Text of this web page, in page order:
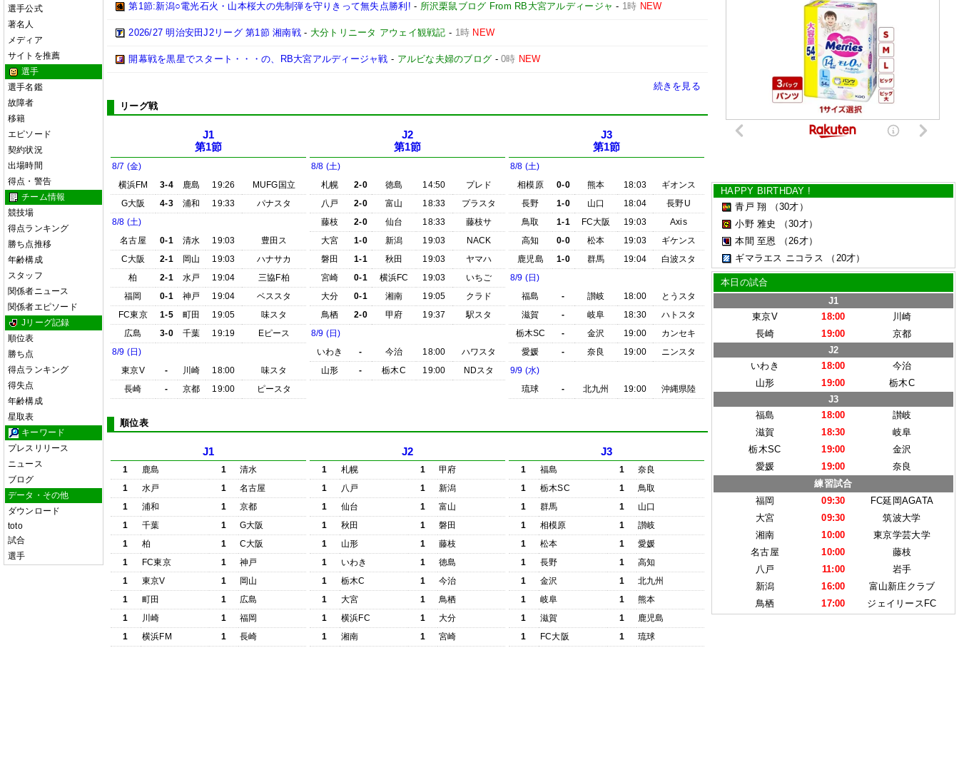
選手公式
著名人
メディア
サイトを推薦
選手
選手名鑑
故障者
移籍
エピソード
契約状況
出場時間
得点・警告
チーム情報
競技場
得点ランキング
勝ち点推移
年齢構成
スタッフ
関係者ニュース
関係者エピソード
Jリーグ記録
順位表
勝ち点
得点ランキング
得失点
年齢構成
星取表
キーワード
プレスリリース
ニュース
ブログ
データ・その他
ダウンロード
toto
試合
選手
第1節:新潟○電光石火・山本桜大の先制弾を守りきって無失点勝利! - 所沢栗鼠ブログ From RB大宮アルディージャ - 1時 NEW
2026/27 明治安田J2リーグ 第1節 湘南戦- 大分トリニータ アウェイ観戦記 - 1時 NEW
開幕戦を黒星でスタート・・・の、RB大宮アルディージャ戦 - アルビな夫婦のブログ -0時 NEW
続きを見る
リーグ戦
J1
第1節
8/7 (金)
横浜FM
3-4 鹿島 19:26
MUFG国立
G大阪
4-3 浦和 19:33
パナスタ
8/8 (土)
名古屋
0-1 清水 19:03
豊田ス
C大阪
2-1 岡山 19:03
ハナサカ
柏
2-1 水戸 19:04
三協F柏
福岡
0-1 神戸 19:04
ベススタ
FC東京
1-5 町田 19:05
味スタ
広島
3-0 千葉 19:19
Eピース
8/9 (日)
東京V
- 川崎 18:00
味スタ
長崎
- 京都 19:00 ピースタ
J2
第1節
8/8 (土)
札幌
2-0 徳島 14:50
プレド
八戸
2-0 富山 18:33
プラスタ
藤枝
2-0 仙台 18:33
藤枝サ
大宮
1-0 新潟 19:03
NACK
磐田
1-1 秋田 19:03
ヤマハ
宮崎
0-1 横浜FC 19:03
いちご
大分
0-1 湘南 19:05
クラド
鳥栖
2-0 甲府 19:37
駅スタ
8/9 (日)
いわき
- 今治 18:00
ハワスタ
山形
- 栃木C 19:00 NDスタ
J3
第1節
8/8 (土)
相模原
0-0 熊本 18:03
ギオンス
長野
1-0 山口 18:04
長野U
鳥取
1-1 FC大阪 19:03
Axis
高知
0-0 松本 19:03
ギケンス
鹿児島
1-0 群馬 19:04
白波スタ
8/9 (日)
福島
- 讃岐 18:00
とうスタ
滋賀
- 岐阜 18:30
ハトスタ
栃木SC
- 金沢 19:00
カンセキ
愛媛
- 奈良 19:00
ニンスタ
9/9 (水)
琉球
- 北九州 19:00 沖縄県陸
順位表
J1
1 鹿島 1
清水
1
水戸 1
名古屋
1
浦和 1
京都
1
千葉 1
G大阪
1
柏 1
C大阪
1
FC東京 1
神戸
1
東京V 1
岡山
1
町田 1
広島
1
川崎 1
福岡
1
横浜FM 1 長崎
J2
1 札幌 1
甲府
1
八戸 1
新潟
1
仙台 1
富山
1
秋田 1
磐田
1
山形 1
藤枝
1
いわき 1
徳島
1
栃木C 1
今治
1
大宮 1
鳥栖
1
横浜FC 1
大分
1
湘南 1 宮崎
J3
1 福島 1
奈良
1
栃木SC 1
鳥取
1
群馬 1
山口
1
相模原 1
讃岐
1
松本 1
愛媛
1
長野 1
高知
1
金沢 1
北九州
1
岐阜 1
熊本
1
滋賀 1
鹿児島
1
FC大阪 1 琉球
HAPPY BIRTHDAY !
青戸 翔
（30才）
小野 雅史
（30才）
本間 至恩
（26才）
ギマラエス ニコラス
（20才）
本日の試合
J1
東京V
18:00
川崎
長崎
19:00
京都
J2
いわき
18:00
今治
山形
19:00
栃木C
J3
福島
18:00
讃岐
滋賀
18:30
岐阜
栃木SC
19:00
金沢
愛媛
19:00
奈良
練習試合
福岡
09:30
FC延岡AGATA
大宮
09:30
筑波大学
湘南
10:00
東京学芸大学
名古屋
10:00
藤枝
八戸
11:00
岩手
新潟
16:00
富山新庄クラブ
鳥栖
17:00 ジェイリースFC